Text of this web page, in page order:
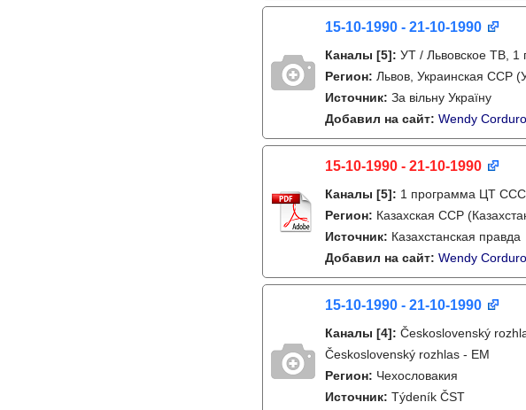
15-10-1990 - 21-10-1990
Каналы [5]: УТ / Львовское ТВ,
Регион: Львов, Украинская ССР
Источник: За вільну Україну
Добавил на сайт: Wendy
15-10-1990 - 21-10-1990
Каналы [5]: 1 программа ЦТ
Регион: Казахская ССР
Источник: Казахстанская правда
Добавил на сайт: Wendy
15-10-1990 - 21-10-1990
Каналы [4]: Československý
Československý rozhlas - EM
Регион: Чехословакия
Источник: Týdeník ČST